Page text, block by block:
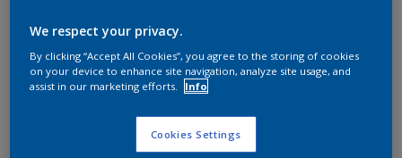
te bestellen. Houd de website in de gaten, we werken
er hard aan om de voorraad aan te vullen.
We respect your privacy.
By clicking “Accept All Cookies”, you agree to the storing of cookies
on your device to enhance site navigation, analyze site usage, and
assist in our marketing efforts.
Info
Cookies Settings